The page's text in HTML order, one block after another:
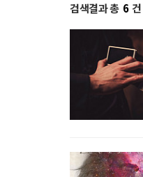
검색결과 총 6 건